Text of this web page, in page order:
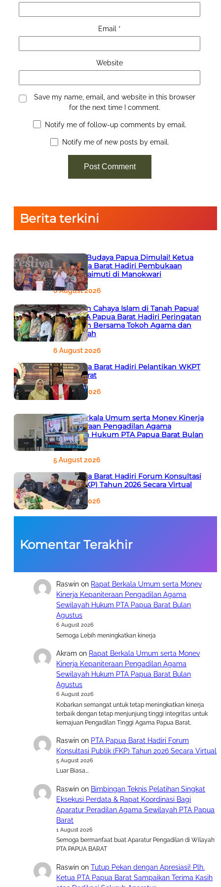
Email *
Website
Save my name, email, and website in this browser
for the next time I comment.
Notify me of follow-up comments by email.
Notify me of new posts by email.
Berita terkini
Semarak Budaya Papua Dimulai! Ketua
PTA Papua Barat Hadiri Pembukaan
Festival Raimuti di Manokwari
6 August 2026
666 Tahun Cahaya Islam di Tanah Papua!
Ketua PTA Papua Barat Hadiri Peringatan
Bersejarah Bersama Tokoh Agama dan
Pemerintah
6 August 2026
PTA Papua Barat Hadiri Pelantikan WKPT
Papua Barat
6 August 2026
Rapat Berkala Umum serta Monev Kinerja
Kepaniteraan Pengadilan Agama
Sewilayah Hukum PTA Papua Barat Bulan
Agustus
5 August 2026
PTA Papua Barat Hadiri Forum Konsultasi
Publik (FKP) Tahun 2026 Secara Virtual
5 August 2026
Komentar Terakhir
Raswin on Rapat Berkala Umum serta Monev
Kinerja Kepaniteraan Pengadilan Agama
Sewilayah Hukum PTA Papua Barat Bulan
Agustus
6 August 2026
Semoga Lebih meningkatkan kinerja
Akram on Rapat Berkala Umum serta Monev
Kinerja Kepaniteraan Pengadilan Agama
Sewilayah Hukum PTA Papua Barat Bulan
Agustus
6 August 2026
Kobarkan semangat untuk tetap meningkatkan kinerja
terbaik dengan tetap menjunjung tinggi integritas untuk
kemajuan Pengadilan Tinggi Agama Papua Barat,
Raswin on PTA Papua Barat Hadiri Forum
Konsultasi Publik (FKP) Tahun 2026 Secara Virtual
5 August 2026
Luar Biasa….
Raswin on Bimbingan Teknis Pelatihan Singkat
Eksekusi Perdata & Rapat Koordinasi Bagi
Aparatur Peradilan Agama Sewilayah PTA Papua
Barat
1 August 2026
Semoga bermanfaat buat Aparatur Pengadilan di Wilayah
PTA PAPUA BARAT
Raswin onTutup Pekan dengan Apresiasi! Plh.
Ketua PTA Papua Barat Sampaikan Terima Kasih